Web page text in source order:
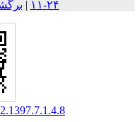
۲۴-۱۱
|